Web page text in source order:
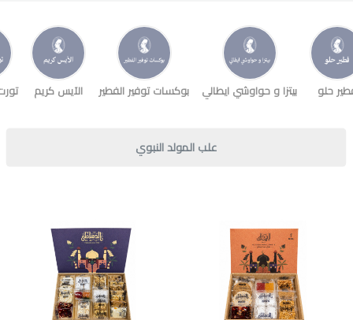
حلو بيتزا و حواوشي ايطالي بوكسات توفير الفطير الآيس كريم
علب المولد النبوي